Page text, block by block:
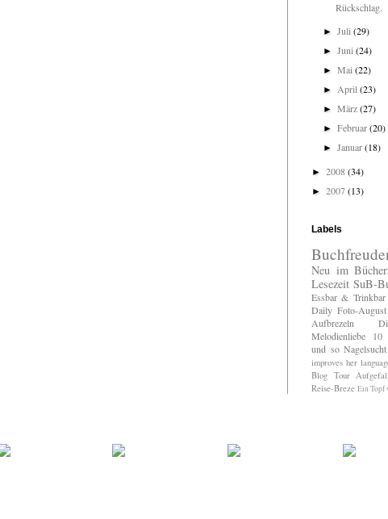
Rückschlag.
►Juli(29)
►Juni(24)
►Mai(22)
►April(23)
►März(27)
►Februar(20)
►Januar(18)
► 2008(34)
► 2007(13)
Labels
Neu im
Lesezeit SuB-
Essbar & Trinkbar
Daily Foto-August
Aufbrezeln
Melodienliebe
10
und so Nagelsucht
improves her
Blog Tour
Reise-Breze Ein Topf